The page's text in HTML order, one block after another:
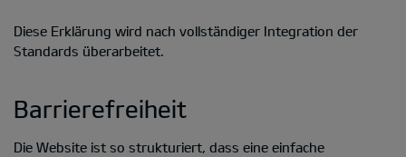
Diese Erklärung wird nach vollständiger Integration der
Standards überarbeitet.
Barrierefreiheit
Die Website ist so strukturiert, dass eine einfache